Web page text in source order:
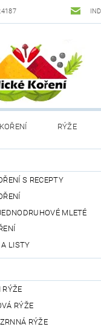
KOŘENÍ RÝŽE
PODMÍNKY
S RECEPTY
MLETÉ
LISTY
RÝŽE
RÝŽE
RÝŽE